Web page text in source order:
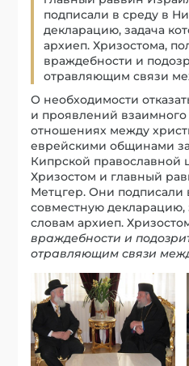
подписали в среду в
декларацию, задача
архиеп. Хризостома,
враждебности и
отравляющим связи
О необходимости
и проявлений
отношениях между
еврейскими общинами
Кипрской православной
Хризостом и главный
Метцгер. Они подписали
совместную декларацию,
словам архиеп.
враждебности и
отравляющим связи